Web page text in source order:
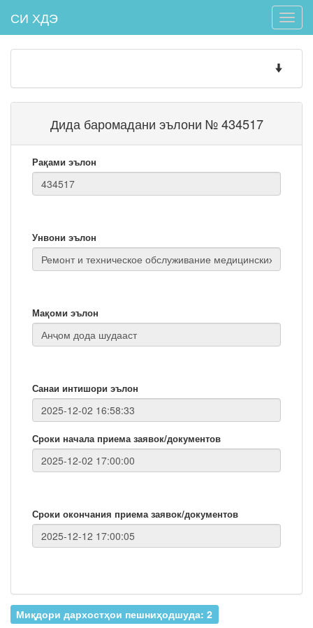
Toggle
СИ ХДЭ
Toggle
Дида баромадани эълони № 434517
Рақами эълон
Унвони эълон
Мақоми эълон
Санаи интишори эълон
Сроки начала приема заявок/документов
Сроки окончания приема заявок/документов
Миқдори дархостҳои пешниҳодшуда: 2